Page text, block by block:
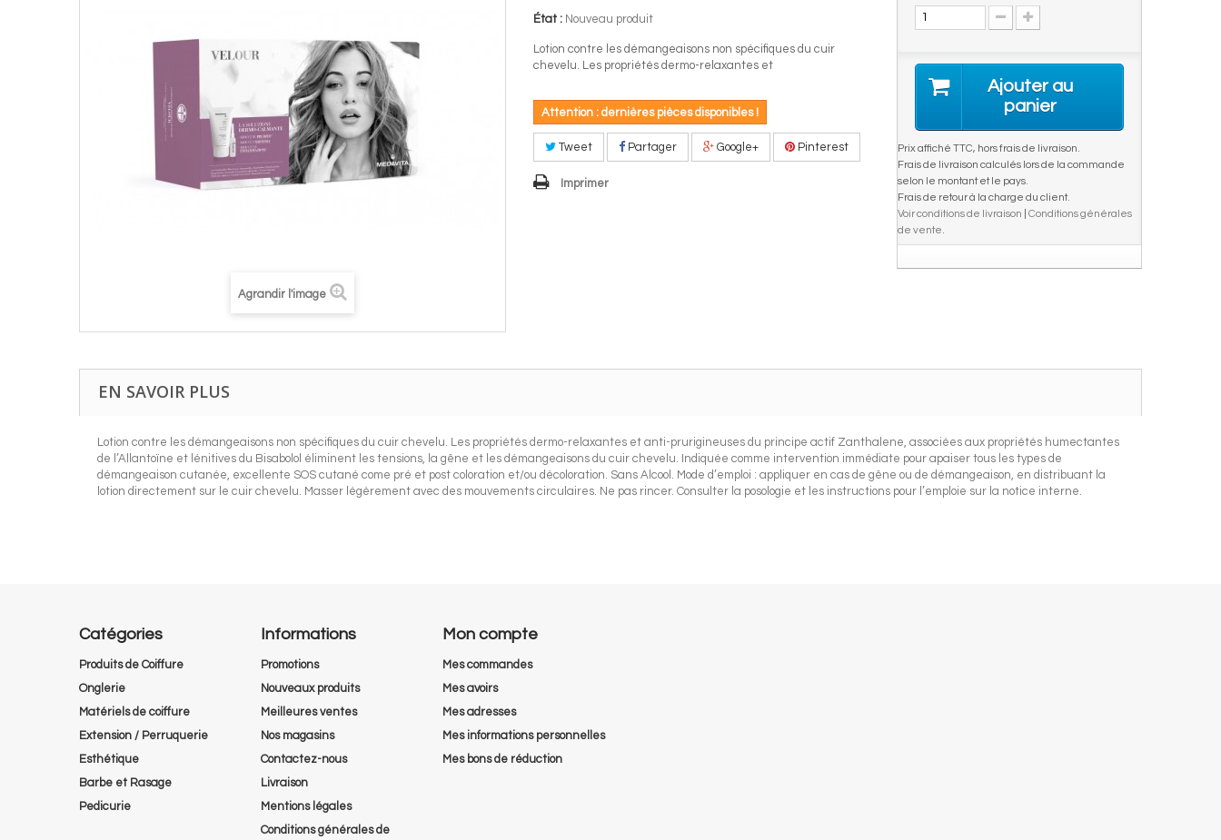
Agrandir l'image
État : Nouveau produit
Lotion contre les démangeaisons non spécifiques du cuir
chevelu. Les propriétés dermo-relaxantes et
Attention : dernières pièces disponibles !
Tweet Partager Google+ Pinterest
Imprimer
Ajouter au
panier
Prix affiché TTC, hors frais de livraison.
Frais de livraison calculés lors de la commande
selon le montant et le pays.
Frais de retour à la charge du client.
Voir conditions de livraison
Conditions générales
de vente
EN SAVOIR PLUS
Lotion contre les démangeaisons non spécifiques du cuir chevelu. Les propriétés dermo-relaxantes et anti-prurigineuses du principe actif Zanthalene, associées aux propriétés humectantes
de l’Allantoïne et lénitives du Bisabolol éliminent les tensions, la gêne et les démangeaisons du cuir chevelu. Indiquée comme intervention immédiate pour apaiser tous les types de
démangeaison cutanée, excellente SOS cutané come pré et post coloration et/ou décoloration. Sans Alcool. Mode d’emploi : appliquer en cas de gêne ou de démangeaison, en distribuant la
lotion directement sur le cuir chevelu. Masser légèrement avec des mouvements circulaires. Ne pas rincer. Consulter la posologie et les instructions pour l’emploie sur la notice interne.
Catégories
Produits de Coiffure
Onglerie
Matériels de coiffure
Extension / Perruquerie
Esthétique
Barbe et Rasage
Pedicurie
Informations
Promotions
Nouveaux produits
Meilleures ventes
Nos magasins
Contactez-nous
Livraison
Mentions légales
Conditions générales de
Mon compte
Mes commandes
Mes avoirs
Mes adresses
Mes informations personnelles
Mes bons de réduction